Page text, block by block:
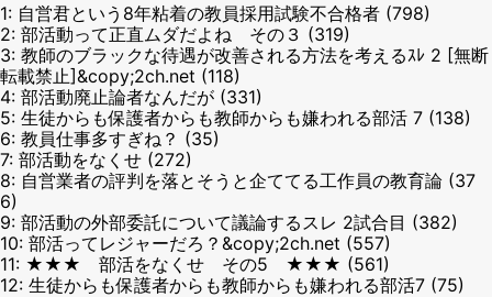
1: 自営君という8年粘着の教員採用試験不合格者 (798)
2: 部活動って正直ムダだよね その３ (319)
3: 教師のブラックな待遇が改善される方法を考えるｽﾚ 2 [無断
転載禁止]&copy;2ch.net (118)
4: 部活動廃止論者なんだが (331)
5: 生徒からも保護者からも教師からも嫌われる部活 7 (138)
6: 教員仕事多すぎね？ (35)
7: 部活動をなくせ (272)
8: 自営業者の評判を落とそうと企ててる工作員の教育論 (37
6)
9: 部活動の外部委託について議論するスレ 2試合目 (382)
10: 部活ってレジャーだろ？&copy;2ch.net (557)
11: ★★★ 部活をなくせ その5 ★★★ (561)
12: 生徒からも保護者からも教師からも嫌われる部活7 (75)